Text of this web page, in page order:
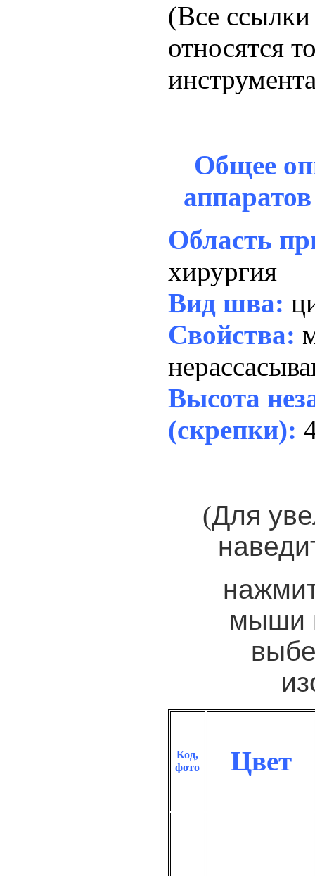
(Все
относятся
Общее
Область
хирургия
Вид шва:
Свойства:
Высота
(скрепки):
(Для
мыши
Код,
фото
Цвет